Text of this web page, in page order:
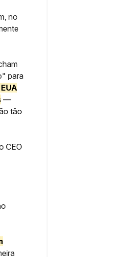
no
para
—
tão
CEO